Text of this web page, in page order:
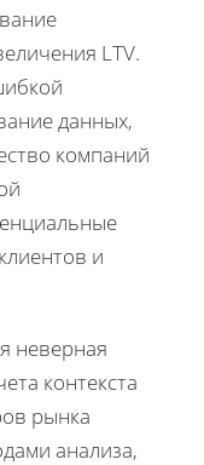
LTV.
данных,
компаний
и
неверная
контекста
рынка
анализа,